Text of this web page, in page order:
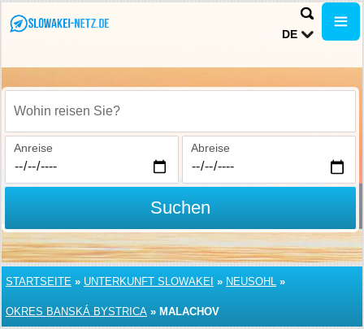
DE
Wohin reisen Sie?
Anreise Abreise
Suchen
STARTSEITE » UNTERKUNFT SLOWAKEI » NEUSOHL »
OKRES BANSKÁ BYSTRICA » MALACHOV